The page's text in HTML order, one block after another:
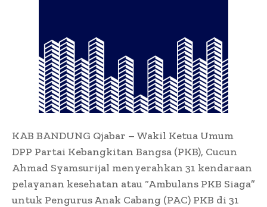
KAB BANDUNG Qjabar – Wakil Ketua Umum
DPP Partai Kebangkitan Bangsa (PKB), Cucun
Ahmad Syamsurijal menyerahkan 31 kendaraan
pelayanan kesehatan atau “Ambulans PKB Siaga”
untuk Pengurus Anak Cabang (PAC) PKB di 31